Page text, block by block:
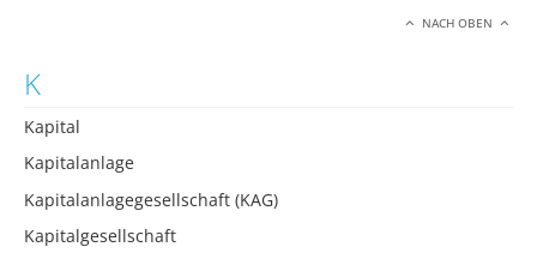
NACH OBEN
K
Kapital
Kapitalanlage
Kapitalanlagegesellschaft (KAG)
Kapitalgesellschaft